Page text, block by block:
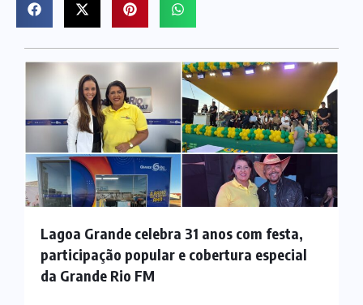
Lagoa Grande celebra 31 anos com festa,
participação popular e cobertura especial
da Grande Rio FM